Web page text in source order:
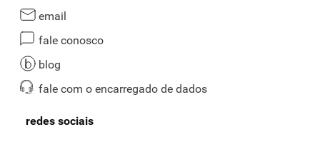
email
fale conosco
blog
fale com o encarregado de dados
redes sociais